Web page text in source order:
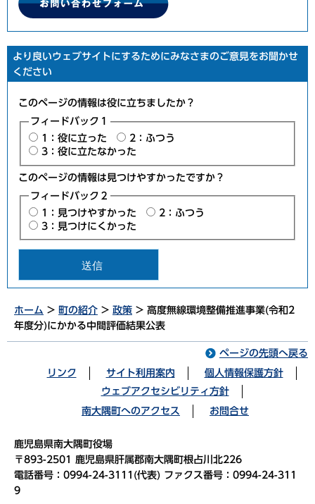
より良いウェブサイトにするためにみなさまのご意見をお聞かせ
ください
このページの情報は役に立ちましたか？
フィードバック１
1：役に立った
2：ふつう
3：役に立たなかった
このページの情報は見つけやすかったですか？
フィードバック２
1：見つけやすかった
2：ふつう
3：見つけにくかった
ホーム > 町の紹介 > 政策 > 高度無線環境整備推進事業(令和2
年度分)にかかる中間評価結果公表
ページの先頭へ戻る
リンク
サイト利用案内
個人情報保護方針
ウェブアクセシビリティ方針
南大隅町へのアクセス
お問合せ
鹿児島県南大隅町役場
〒893-2501 鹿児島県肝属郡南大隅町根占川北226
電話番号：0994-24-3111(代表) ファクス番号：0994-24-311
9